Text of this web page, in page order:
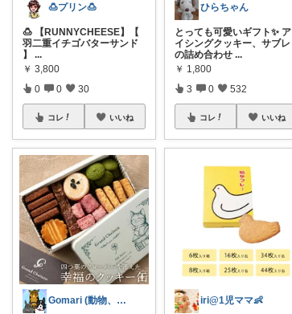
🍮プリン🍮
🍮 【RUNNYCHEESE】【
羽二重イチゴバターサンド
】
...
￥ 3,800
0 0 30
コレ いいね
Gomari (動物、ハンドメイド好き)
ひらちゃん
とっても可愛いギフト✨ ア
イシングクッキー、サブレ
の詰め合わせ ...
￥ 1,800
3 0 532
コレ いいね
iri@1児ママ👶